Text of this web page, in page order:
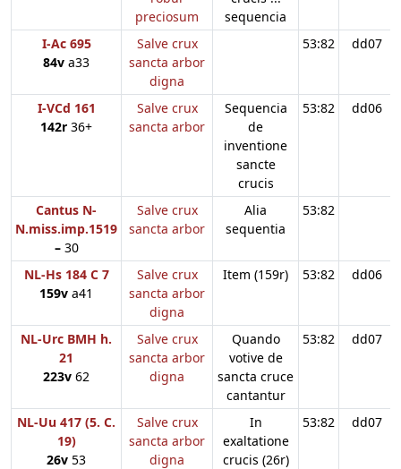
preciosum
sequencia
I-Ac 695
84v a33
Salve crux
sancta arbor
digna
53:82 dd07
I-VCd 161
142r 36+
Salve crux
sancta arbor
Sequencia
de
inventione
sancte
crucis
53:82 dd06
Cantus N-
N.miss.imp.1519
–30
Salve crux
sancta arbor
Alia
sequentia
53:82
NL-Hs 184 C 7
159v a41
Salve crux
sancta arbor
digna
Item (159r) 53:82 dd06
NL-Urc BMH h.
21
223v 62
Salve crux
sancta arbor
digna
Quando
votive de
sancta cruce
cantantur
53:82 dd07
NL-Uu 417 (5. C.
19)
26v 53
Salve crux
sancta arbor
digna
In
exaltatione
crucis (26r)
53:82 dd07